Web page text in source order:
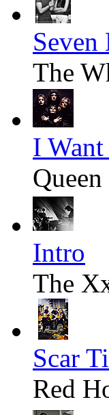
The
I
Queen
Intro
The
Scar
Red